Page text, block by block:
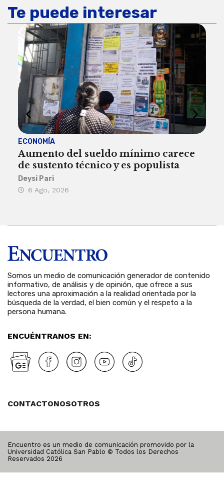
Te puede interesar
ECONOMÍA
Aumento del sueldo mínimo carece
de sustento técnico y es populista
Deysi Pari
6 Ago, 2026
Somos un medio de comunicación generador de contenido
informativo, de análisis y de opinión, que ofrece a sus
lectores una aproximación a la realidad orientada por la
búsqueda de la verdad, el bien común y el respeto a la
persona humana.
ENCUÉNTRANOS EN:
CONTACTONOSOTROS
Encuentro es un medio de comunicación promovido por la
Universidad Católica San Pablo © Todos los Derechos
Reservados 2026